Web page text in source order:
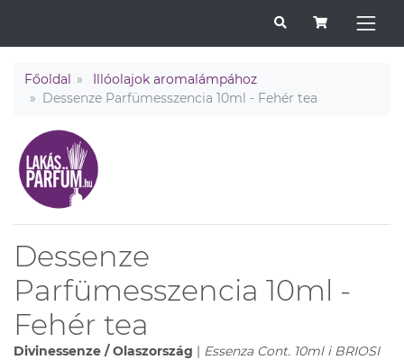
Főoldal
Illóolajok aromalámpához
Dessenze Parfümesszencia 10ml - Fehér tea
Dessenze
Parfümesszencia 10ml -
Fehér tea
Divinessenze / Olaszország | Essenza Cont. 10ml i BRIOSI